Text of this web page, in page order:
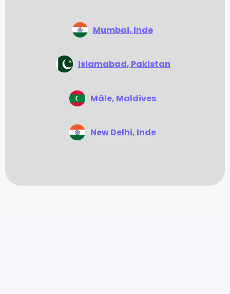
Mumbai, Inde
Islamabad, Pakistan
Mâle, Maldives
New Delhi, Inde